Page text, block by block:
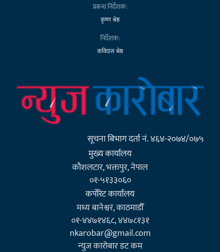
प्रबन्ध निर्देशक:
कृष्ण श्रेष्ठ
निर्देशक:
कविदास श्रेष्ठ
सूचना बिभाग दर्ता नं. ४६४-२०७४/०७५
मुख्य कार्यालय
कौशलटार, भक्तपुर, नेपाल
०१-५१३३०६०
कर्पाेरेट कार्यालय
मध्य बानेश्वर, काठमाडौँ
०१-४४७१४६८, ४४७८१३१
nkarobar@gmail.com
न्युज कारोबार डट कम